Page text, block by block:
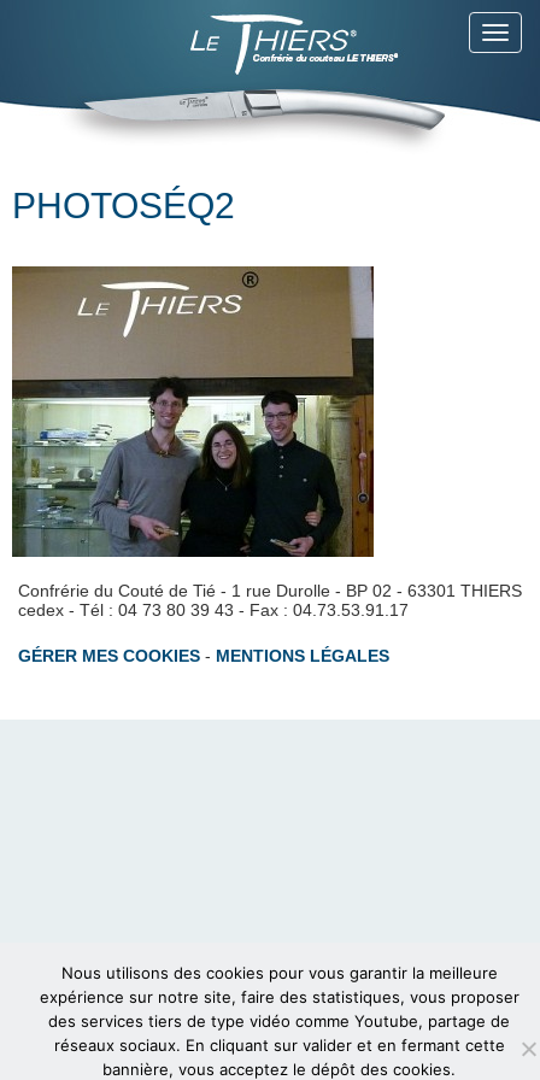
PHOTOSÉQ2
Confrérie du Couté de Tié - 1 rue Durolle - BP 02 - 63301 THIERS
cedex - Tél : 04 73 80 39 43 - Fax : 04.73.53.91.17
GÉRER MES COOKIES - MENTIONS LÉGALES
Nous utilisons des cookies pour vous garantir la meilleure
expérience sur notre site, faire des statistiques, vous proposer
des services tiers de type vidéo comme Youtube, partage de
réseaux sociaux. En cliquant sur valider et en fermant cette
bannière, vous acceptez le dépôt des cookies.